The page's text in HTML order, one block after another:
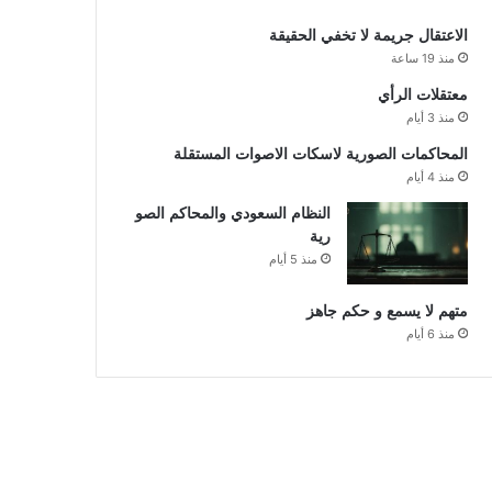
الاعتقال جريمة لا تخفي الحقيقة
منذ 19 ساعة
معتقلات الرأي
منذ 3 أيام
المحاكمات الصورية لاسكات الاصوات المستقلة
منذ 4 أيام
النظام السعودي والمحاكم الصو
رية
منذ 5 أيام
متهم لا يسمع و حكم جاهز
منذ 6 أيام